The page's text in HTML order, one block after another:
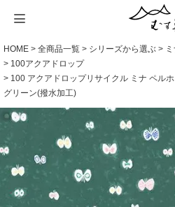
HOME 全商品一覧 シリーズから選ぶ
100アクアドロップ
100 アクアドロップリサイクル ミナ ペル
グリーン(撥水加工)
サイズから選ぶ
サイズ一覧
Sサイズ(約45～50cm)
Mサイズ(約68～70cm)
Lサイズ(約90～120cm)
ギフトシーンから選
ギフトシーン一覧
内祝い
婚礼・引出物
卒入学・就職祝い
シーンから選ぶ
シーン一覧
毎日使うもの
お買い物
旅行
素材から選ぶ
撥水加工
綿(コットン)
ポリエステル
リネン
シリーズ名から選ぶ
全てのシリーズ
アクアドロップ(撥水)
ミナ ペルホネン
ひめむすび(Adeline Klam)
ふくさ・念珠入れ
はんかち・手ぬぐい
ふろしき書籍
名入れ・ラッピング
名入れ・記念品
無料ラッピング
紙箱・木箱
発送・お問い合わせ
送料・お支払い方法
海外発送の方（English）
よくあるご質問
お問い合わせ
包み方・お手入れ
洗濯・お手入れ
包み方・使い方
ワークショップ案内
ブログ・特集
読みもの(ブログ)
特集
キャンペーン情報
読みもの(ブログ)
読みもの一覧
一升餅におすすめ
ストール巻き方
洋服カバー
特集
特集一覧
ECOバッグ 100cm
ECOバッグ 70cm
OUTDOOR
むす美とは
About us
お取引をご希望の方